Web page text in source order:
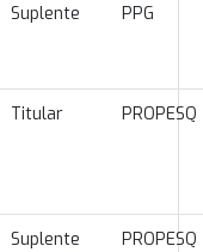
Suplente PPG
Titular PROPESQ
Suplente PROPESQ